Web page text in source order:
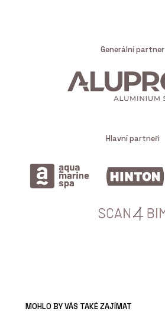
Generální partner
Hlavní partneři
MOHLO BY VÁS TAKÉ ZAJÍMAT